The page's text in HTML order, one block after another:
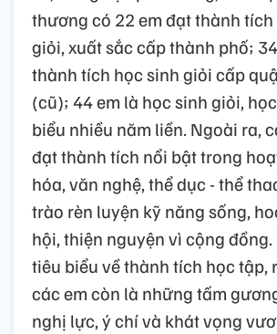
thương có 22 em đạt thành
giỏi, xuất sắc cấp thành phố;
thành tích học sinh giỏi cấp
(cũ); 44 em là học sinh giỏi,
biểu nhiều năm liền. Ngoài ra,
đạt thành tích nổi bật trong
hóa, văn nghệ, thể dục - thể
trào rèn luyện kỹ năng sống,
hội, thiện nguyện vì cộng
tiêu biểu về thành tích học tập,
các em còn là những tấm
nghị lực, ý chí và khát vọng